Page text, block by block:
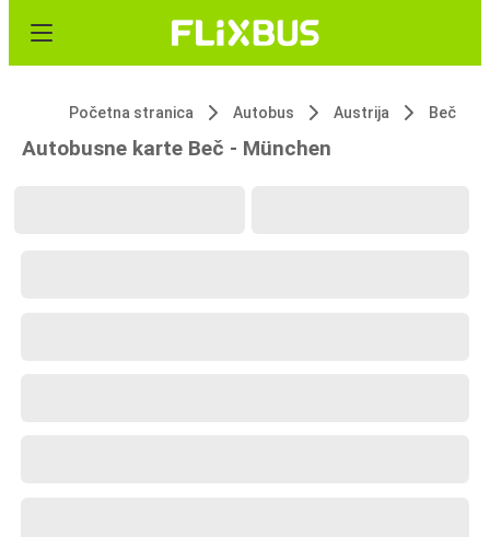
Početna stranica Autobus Austrija Beč
Autobusne karte Beč - München